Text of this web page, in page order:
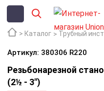
Каталог Трубный
Артикул: 380306 R220
Резьбонарезной
(2½ - 3")